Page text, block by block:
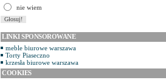
nie wiem
LINKI SPONSOROWANE
meble biurowe warszawa
Torty Piaseczno
krzesła biurowe warszawa
COOKIES